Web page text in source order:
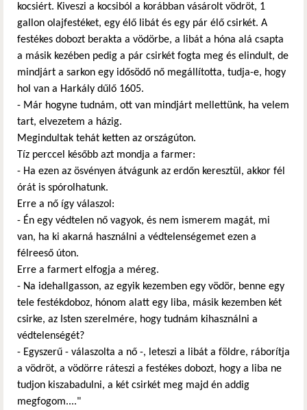
kocsiért. Kiveszi a kocsiból a korábban vásárolt vödröt, 1
gallon olajfestéket, egy élő libát és egy pár élő csirkét. A
festékes dobozt berakta a vödörbe, a libát a hóna alá csapta
a másik kezében pedig a pár csirkét fogta meg és elindult, de
mindjárt a sarkon egy idősödő nő megállította, tudja-e, hogy
hol van a Harkály dűlő 1605.
- Már hogyne tudnám, ott van mindjárt mellettünk, ha velem
tart, elvezetem a házig.
Megindultak tehát ketten az országúton.
Tíz perccel később azt mondja a farmer:
- Ha ezen az ösvényen átvágunk az erdőn keresztül, akkor fél
órát is spórolhatunk.
Erre a nő így válaszol:
- Én egy védtelen nő vagyok, és nem ismerem magát, mi
van, ha ki akarná használni a védtelenségemet ezen a
félreeső úton.
Erre a farmert elfogja a méreg.
- Na idehallgasson, az egyik kezemben egy vödör, benne egy
tele festékdoboz, hónom alatt egy liba, másik kezemben két
csirke, az Isten szerelmére, hogy tudnám kihasználni a
védtelenségét?
- Egyszerű - válaszolta a nő -, leteszi a libát a földre, ráborítja
a vödröt, a vödörre ráteszi a festékes dobozt, hogy a liba ne
tudjon kiszabadulni, a két csirkét meg majd én addig
megfogom...."